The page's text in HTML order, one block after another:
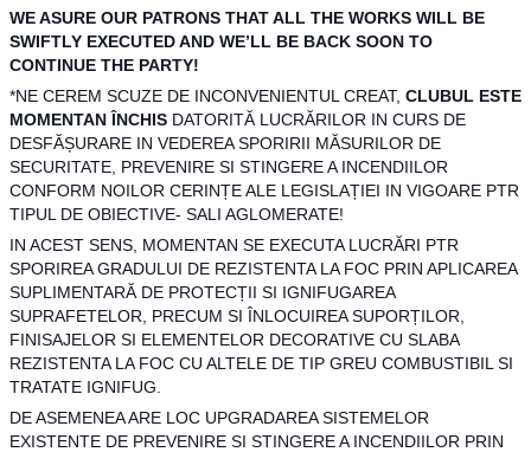
WE ASURE OUR PATRONS THAT ALL THE WORKS WILL BE
SWIFTLY EXECUTED AND WE’LL BE BACK SOON TO
CONTINUE THE PARTY!
*NE CEREM SCUZE DE INCONVENIENTUL CREAT, CLUBUL ESTE
MOMENTAN ÎNCHIS DATORITĂ LUCRĂRILOR IN CURS DE
DESFĂȘURARE IN VEDEREA SPORIRII MĂSURILOR DE
SECURITATE, PREVENIRE SI STINGERE A INCENDIILOR
CONFORM NOILOR CERINȚE ALE LEGISLAȚIEI IN VIGOARE PTR
TIPUL DE OBIECTIVE- SALI AGLOMERATE!
IN ACEST SENS, MOMENTAN SE EXECUTA LUCRĂRI PTR
SPORIREA GRADULUI DE REZISTENTA LA FOC PRIN APLICAREA
SUPLIMENTARĂ DE PROTECȚII SI IGNIFUGAREA
SUPRAFETELOR, PRECUM SI ÎNLOCUIREA SUPORȚILOR,
FINISAJELOR SI ELEMENTELOR DECORATIVE CU SLABA
REZISTENTA LA FOC CU ALTELE DE TIP GREU COMBUSTIBIL SI
TRATATE IGNIFUG.
DE ASEMENEA ARE LOC UPGRADAREA SISTEMELOR
EXISTENTE DE PREVENIRE SI STINGERE A INCENDIILOR PRIN